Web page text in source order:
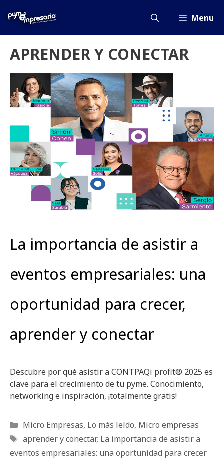
Menu
APRENDER Y CONECTAR
La importancia de asistir a
eventos empresariales: una
oportunidad para crecer,
aprender y conectar
Descubre por qué asistir a CONTPAQi profit® 2025 es
clave para el crecimiento de tu pyme. Conocimiento,
networking e inspiración, ¡totalmente gratis!
Categorías
Micro Empresas, Lo más leído, Micro empresas
Etiquetas
aprender y conectar, La importancia de asistir a
eventos empresariales: una oportunidad para crecer